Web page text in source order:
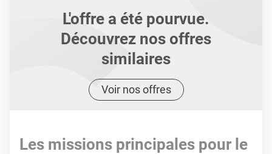
L'offre a été pourvue.
Découvrez nos offres
similaires
Voir nos offres
Les missions principales pour le